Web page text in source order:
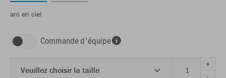
arc en ciel
Commande d'équipe
Veuillez choisir la taille
+
-